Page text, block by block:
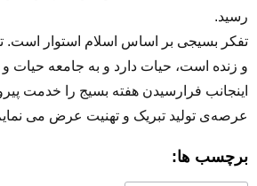
رسید.
تفکر بسیجی بر اساس اسلام استوار است.
و زنده است، حیات دارد و به جامعه
اینجانب فرارسیدن هفته بسیج را خدمت
عرصه‌ی تولید تبریک و تهنیت عرض می‌
برچسب ها: